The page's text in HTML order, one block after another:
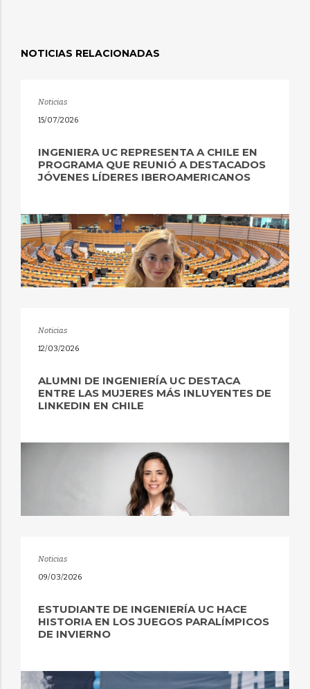
NOTICIAS RELACIONADAS
Noticias
15/07/2026
INGENIERA UC REPRESENTA A CHILE EN
PROGRAMA QUE REUNIÓ A DESTACADOS
JÓVENES LÍDERES IBEROAMERICANOS
Noticias
12/03/2026
ALUMNI DE INGENIERÍA UC DESTACA
ENTRE LAS MUJERES MÁS INLUYENTES DE
LINKEDIN EN CHILE
Noticias
09/03/2026
ESTUDIANTE DE INGENIERÍA UC HACE
HISTORIA EN LOS JUEGOS PARALÍMPICOS
DE INVIERNO